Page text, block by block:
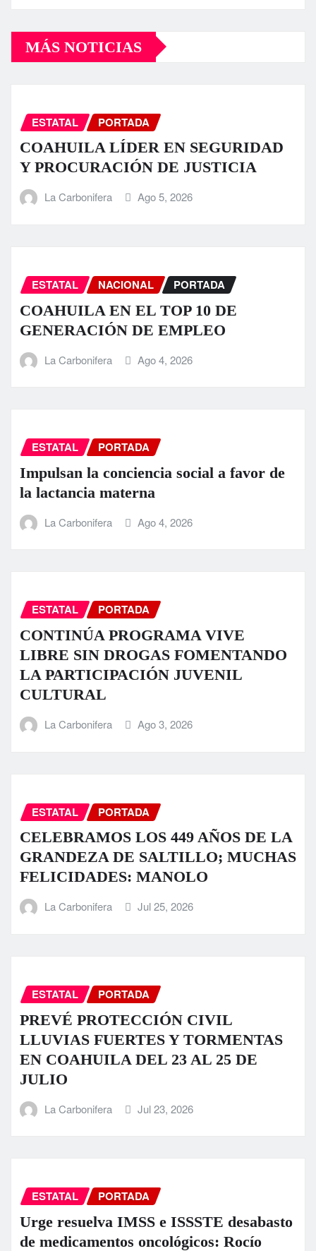
MÁS NOTICIAS
ESTATAL PORTADA
COAHUILA LÍDER EN SEGURIDAD
Y PROCURACIÓN DE JUSTICIA
La Carbonifera Ago 5, 2026
ESTATAL NACIONAL PORTADA
COAHUILA EN EL TOP 10 DE
GENERACIÓN DE EMPLEO
La Carbonifera Ago 4, 2026
ESTATAL PORTADA
Impulsan la conciencia social a favor de
la lactancia materna
La Carbonifera Ago 4, 2026
ESTATAL PORTADA
CONTINÚA PROGRAMA VIVE
LIBRE SIN DROGAS FOMENTANDO
LA PARTICIPACIÓN JUVENIL
CULTURAL
La Carbonifera Ago 3, 2026
ESTATAL PORTADA
CELEBRAMOS LOS 449 AÑOS DE LA
GRANDEZA DE SALTILLO; MUCHAS
FELICIDADES: MANOLO
La Carbonifera Jul 25, 2026
ESTATAL PORTADA
PREVÉ PROTECCIÓN CIVIL
LLUVIAS FUERTES Y TORMENTAS
EN COAHUILA DEL 23 AL 25 DE
JULIO
La Carbonifera Jul 23, 2026
ESTATAL PORTADA
Urge resuelva IMSS e ISSSTE desabasto
de medicamentos oncológicos: Rocío